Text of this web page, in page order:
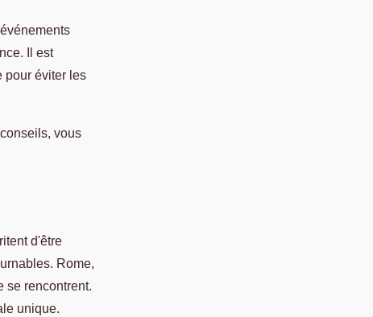
Il est
pour éviter les
vous
d'être
Rome,
se rencontrent.
unique.